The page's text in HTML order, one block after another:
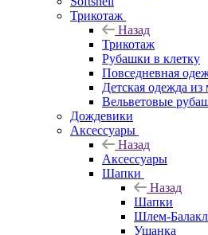
Трикотаж
Назад
Трикотаж
Рубашки в клетку
Повседневная
Детская одежда из
Вельветовые
Дождевики
Аксессуары
Назад
Аксессуары
Шапки
Назад
Шапки
Шлем-
Ушанка